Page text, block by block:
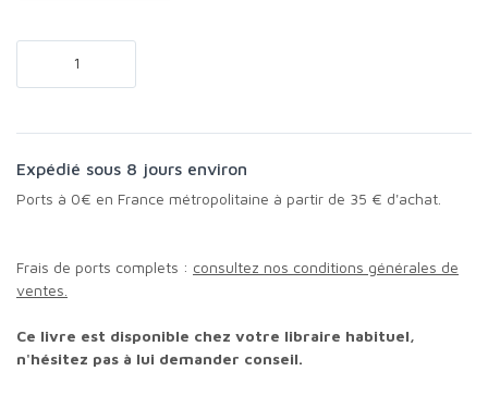
Expédié sous 8 jours environ
Ports à 0€ en France métropolitaine à partir de 35 € d'achat.
Frais de ports complets : consultez nos conditions générales de
ventes.
Ce livre est disponible chez votre libraire habituel,
n'hésitez pas à lui demander conseil.